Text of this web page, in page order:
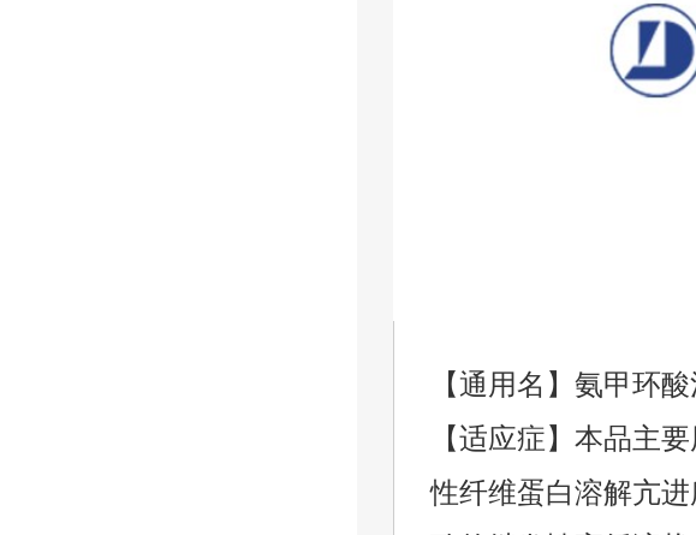
【通用名】氨甲环
【适应症】本品主
性纤维蛋白溶解亢